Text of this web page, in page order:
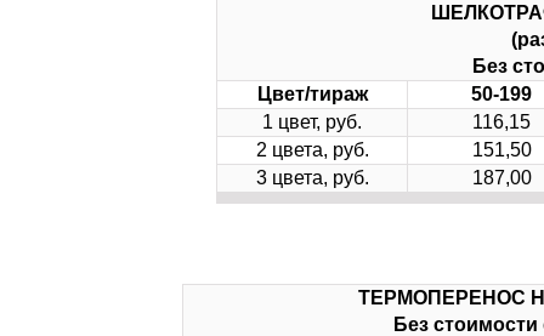
Без
Цвет/тираж
50-199
1 цвет, руб.
116,15
2 цвета, руб.
151,50
3 цвета, руб.
187,00
ТЕРМОПЕРЕНОС
Без